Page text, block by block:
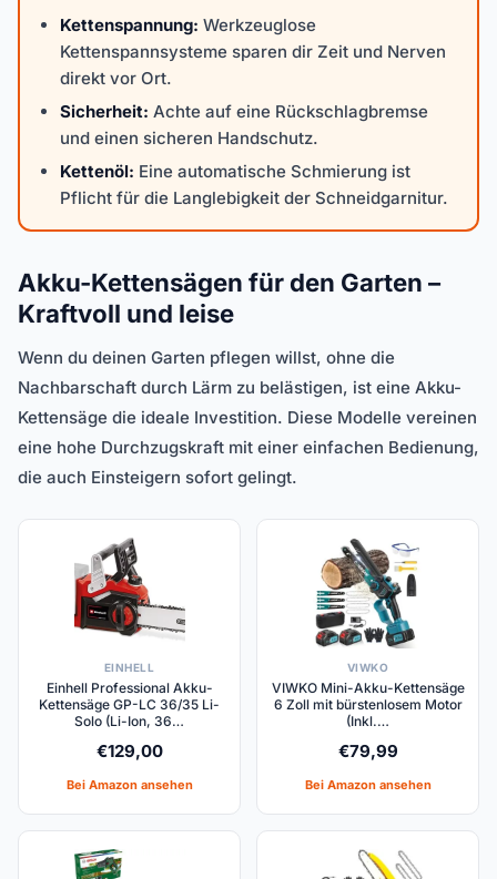
Kettenspannung: Werkzeuglose
Kettenspannsysteme sparen dir Zeit und Nerven
direkt vor Ort.
Sicherheit: Achte auf eine Rückschlagbremse
und einen sicheren Handschutz.
Kettenöl: Eine automatische Schmierung ist
Pflicht für die Langlebigkeit der Schneidgarnitur.
Akku-Kettensägen für den Garten –
Kraftvoll und leise
Wenn du deinen Garten pflegen willst, ohne die
Nachbarschaft durch Lärm zu belästigen, ist eine Akku-
Kettensäge die ideale Investition. Diese Modelle vereinen
eine hohe Durchzugskraft mit einer einfachen Bedienung,
die auch Einsteigern sofort gelingt.
EINHELL
Einhell Professional Akku-
Kettensäge GP-LC 36/35 Li-
Solo (Li-Ion, 36…
€129,00
Bei Amazon ansehen
VIWKO
VIWKO Mini-Akku-Kettensäge
6 Zoll mit bürstenlosem Motor
(Inkl.…
€79,99
Bei Amazon ansehen